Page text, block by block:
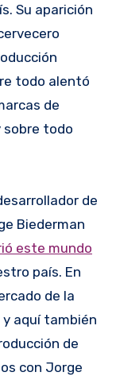
Su aparición
todo alentó
de
sobre todo
de
Biederman
este mundo
país. En
de la
aquí también
de
con Jorge